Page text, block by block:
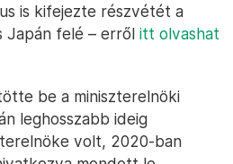
is kifejezte részvétét a
Japán felé – erről itt olvashat
be a miniszterelnöki
leghosszabb ideig
volt, 2020-ban